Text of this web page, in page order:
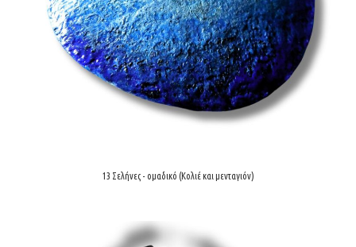
13 Σελήνες - ομαδικό (Κολιέ και μενταγιόν)